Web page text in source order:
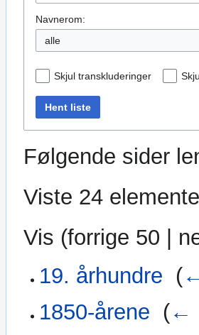
Navnerom:
alle
Skjul transkluderinger
Hent liste
Følgende sider
Viste 24
Vis (forrige 50 |
19. århundre (
1850-årene (←